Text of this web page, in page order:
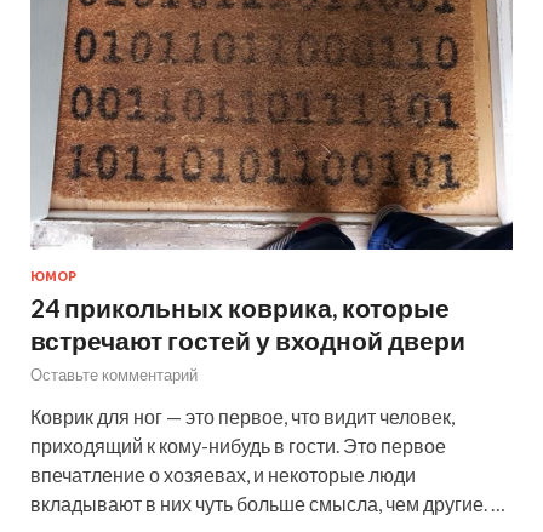
ЮМОР
24 прикольных коврика, которые
встречают гостей у входной двери
Оставьте комментарий
Коврик для ног — это первое, что видит человек,
приходящий к кому-нибудь в гости. Это первое
впечатление о хозяевах, и некоторые люди
вкладывают в них чуть больше смысла, чем другие. …